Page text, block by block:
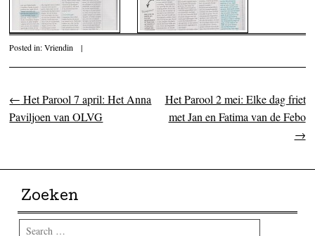
Posted in:Vriendin |
Post navigation
← Het Parool 7 april: Het Anna
Paviljoen van OLVG
Het Parool 2 mei: Elke dag friet
met Jan en Fatima van de Febo
→
Zoeken
Search